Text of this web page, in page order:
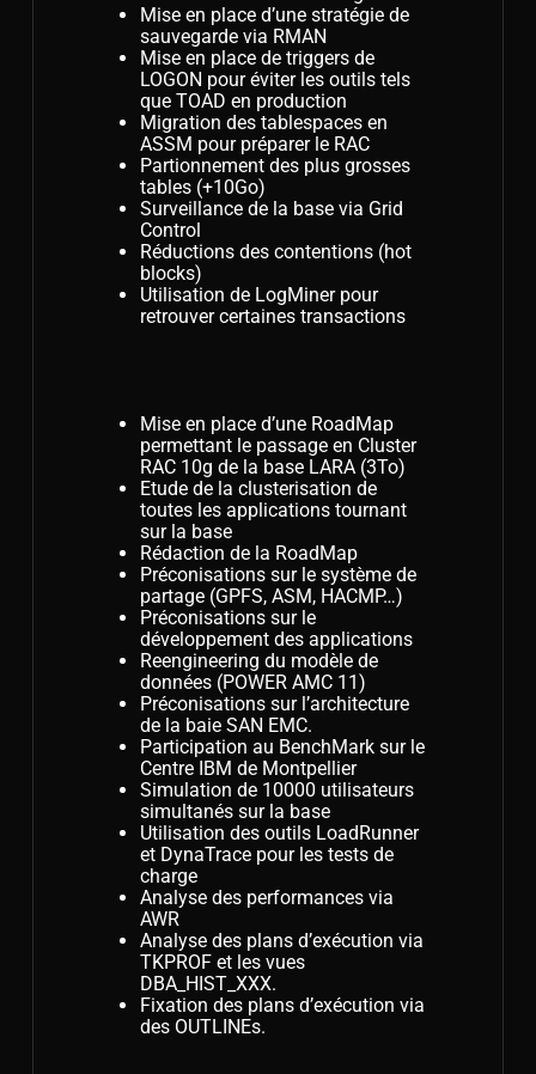
Mise en place d’une stratégie de
sauvegarde via RMAN
Mise en place de triggers de
LOGON pour éviter les outils tels
que TOAD en production
Migration des tablespaces en
ASSM pour préparer le RAC
Partionnement des plus grosses
tables (+10Go)
Surveillance de la base via Grid
Control
Réductions des contentions (hot
blocks)
Utilisation de LogMiner pour
retrouver certaines transactions
Mise en place d’une RoadMap
permettant le passage en Cluster
RAC 10g de la base LARA (3To)
Etude de la clusterisation de
toutes les applications tournant
sur la base
Rédaction de la RoadMap
Préconisations sur le système de
partage (GPFS, ASM, HACMP…)
Préconisations sur le
développement des applications
Reengineering du modèle de
données (POWER AMC 11)
Préconisations sur l’architecture
de la baie SAN EMC.
Participation au BenchMark sur le
Centre IBM de Montpellier
Simulation de 10000 utilisateurs
simultanés sur la base
Utilisation des outils LoadRunner
et DynaTrace pour les tests de
charge
Analyse des performances via
AWR
Analyse des plans d’exécution via
TKPROF et les vues
DBA_HIST_XXX.
Fixation des plans d’exécution via
des OUTLINEs.